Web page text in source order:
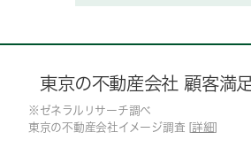
東京の不動産会社 顧客満
※ゼネラルリサーチ調べ
東京の不動産会社イメージ調査 [ 詳細